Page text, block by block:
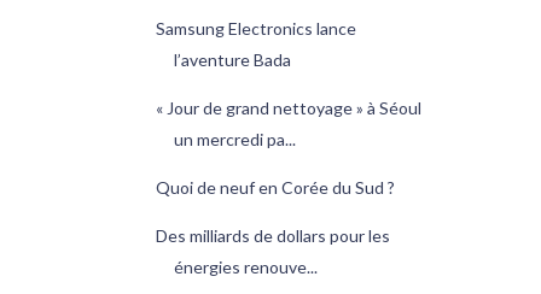
Samsung Electronics lance
l’aventure Bada
« Jour de grand nettoyage » à Séoul
un mercredi pa...
Quoi de neuf en Corée du Sud ?
Des milliards de dollars pour les
énergies renouve...